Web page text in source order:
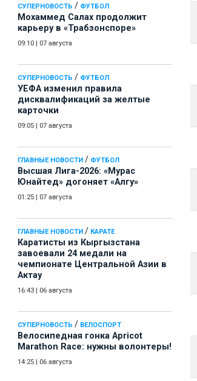
СУПЕРНОВОСТЬ / ФУТБОЛ
Мохаммед Салах продолжит
карьеру в «Трабзонспоре»
09:10 07 августа
СУПЕРНОВОСТЬ / ФУТБОЛ
УЕФА изменил правила
дисквалификаций за желтые
карточки
09:05 07 августа
ГЛАВНЫЕ НОВОСТИ / ФУТБОЛ
Высшая Лига-2026: «Мурас
Юнайтед» догоняет «Алгу»
01:25 07 августа
ГЛАВНЫЕ НОВОСТИ / КАРАТЕ
Каратисты из Кыргызстана
завоевали 24 медали на
чемпионате Центральной Азии в
Актау
16:43 06 августа
СУПЕРНОВОСТЬ / ВЕЛОСПОРТ
Велосипедная гонка Apricot
Marathon Race: нужны волонтеры!
14:25 06 августа